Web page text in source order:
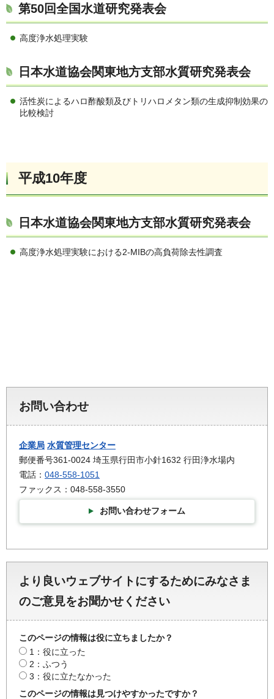
第50回全国水道研究発表会
高度浄水処理実験
日本水道協会関東地方支部水質研究発表会
活性炭によるハロ酢酸類及びトリハロメタン類の生成抑制効果の
比較検討
平成10年度
日本水道協会関東地方支部水質研究発表会
高度浄水処理実験における2-MIBの高負荷除去性調査
お問い合わせ
企業局 水質管理センター
郵便番号361-0024 埼玉県行田市小針1632 行田浄水場内
電話： 048-558-1051
ファックス：048-558-3550
お問い合わせフォーム
より良いウェブサイトにするためにみなさま
のご意見をお聞かせください
このページの情報は役に立ちましたか？
1：役に立った
2：ふつう
3：役に立たなかった
このページの情報は見つけやすかったですか？